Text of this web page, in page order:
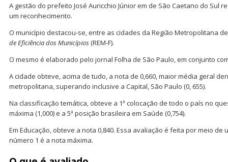
A gestão do prefeito José Auricchio Júnior em de São Caetano do Sul
um reconhecimento.
O município destacou-se, entre as cidades da Região Metropolitana
de Eficiência dos Municípios(REM-F).
O mesmo é elaborado pelo jornal Folha de São Paulo, em conjunto
A cidade obteve, acima de tudo, a nota de 0,660, maior média geral
metropolitana, superando inclusive a Capital, São Paulo (0, 655).
Na classificação temática, obteve a 1ª colocação de todo o país no
máxima (1,000) e a 5ª posição brasileira em Saúde (0,754).
Em Educação, obteve a nota 0,840. Essa avaliação é feita por meio de
número 1 é a nota máxima.